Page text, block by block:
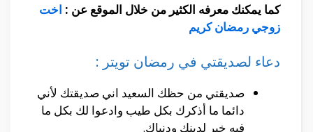
كما يمكنك معرفه الكثير من خلال الموقع عن : اخت
زوجي رمضان كريم
دعاء لصديقتي في رمضان تويتر :
صديقتي من حظك السعيد اني صديقتك لأني
دائما ما أذكرك بكل طيب وادعوا لك بكل ما
فيه خير لدينك ودنياك.